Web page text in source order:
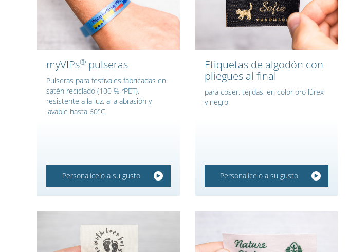
myVIPs® pulseras
Pulseras para festivales fabricadas en
satén reciclado (100 % rPET),
resistente a la luz, a la abrasión y
lavable hasta 60°C.
Personalícelo a su gusto
Etiquetas de algodón con
pliegues al final
para coser, tejidas, en color oro lúrex
y negro
Personalícelo a su gusto